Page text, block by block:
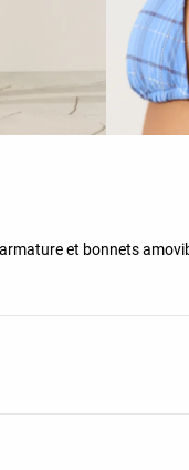
et bonnets